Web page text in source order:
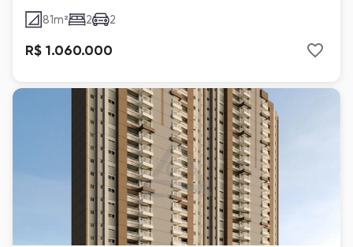
81m² 2 2
R$ 1.060.000